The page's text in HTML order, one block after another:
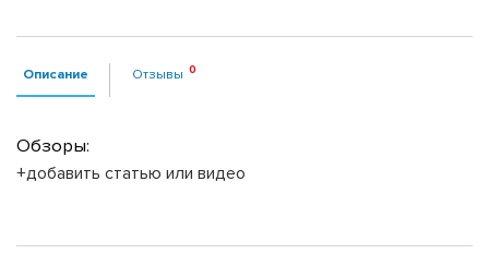
Описание Отзывы
Обзоры:
+добавить статью или видео